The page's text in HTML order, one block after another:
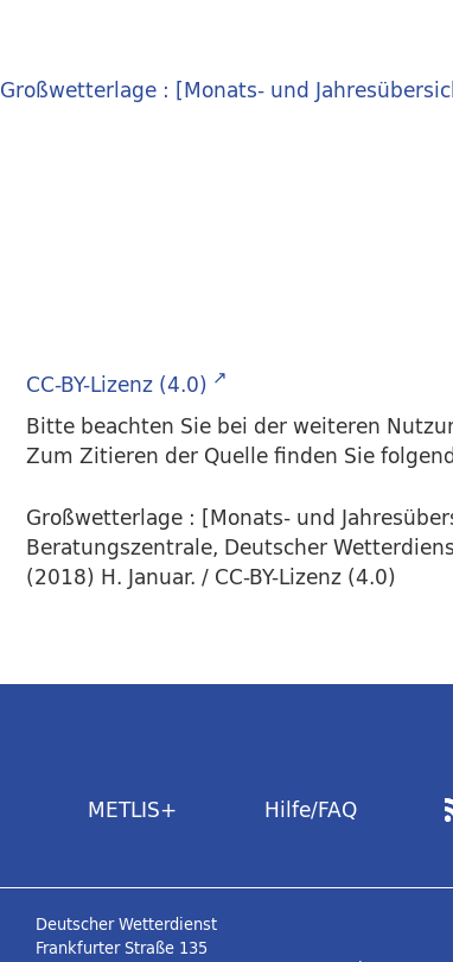
Großwetterlage : [Monats- und
CC-BY-Lizenz (4.0)
Bitte beachten Sie bei der weiteren
Zum Zitieren der Quelle finden Sie
Großwetterlage : [Monats- und
Beratungszentrale, Deutscher
(2018) H. Januar. / CC-BY-Lizenz (4.0)
METLIS+ Hilfe/FAQ
Deutscher Wetterdienst
Frankfurter Straße 135